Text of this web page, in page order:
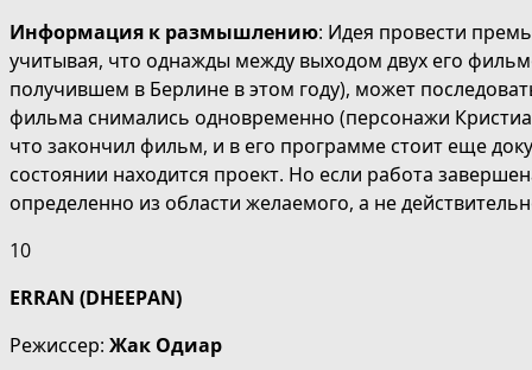
Информация к размышлению: Идея провести
учитывая, что однажды между выходом двух его
получившем в Берлине в этом году), может
фильма снимались одновременно (персонажи
что закончил фильм, и в его программе стоит еще
состоянии находится проект. Но если работа
определенно из области желаемого, а не
10
ERRAN (DHEEPAN)
Режиссер: Жак Одиар